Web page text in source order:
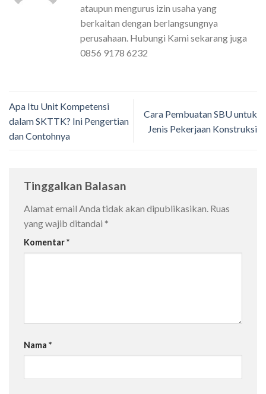
ataupun mengurus izin usaha yang
berkaitan dengan berlangsungnya
perusahaan. Hubungi Kami sekarang juga
0856 9178 6232
Apa Itu Unit Kompetensi
dalam SKTTK? Ini Pengertian
dan Contohnya
Cara Pembuatan SBU untuk
Jenis Pekerjaan Konstruksi
Tinggalkan Balasan
Alamat email Anda tidak akan dipublikasikan. Ruas
yang wajib ditandai *
Komentar*
Nama *